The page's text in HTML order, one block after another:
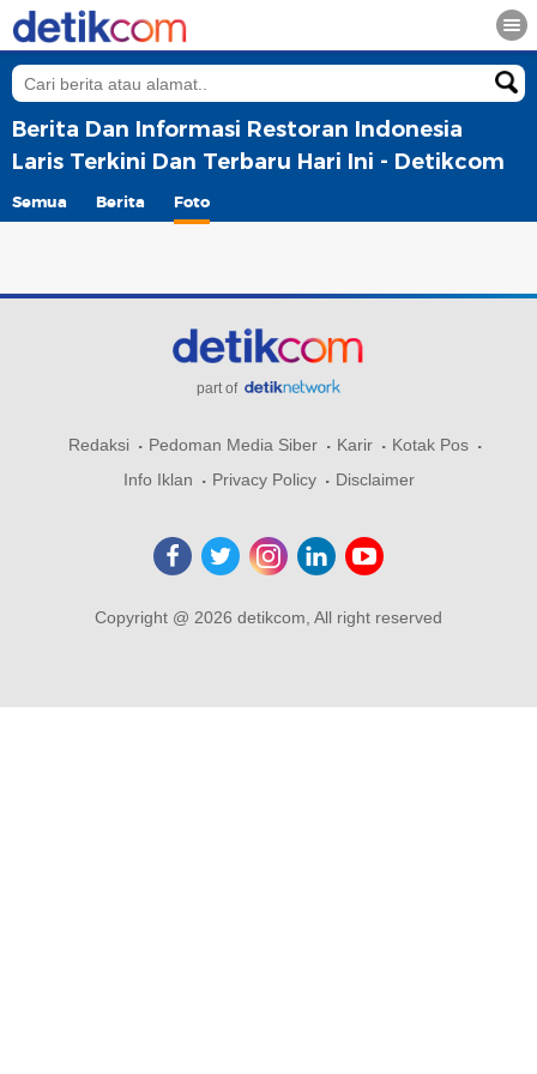
Berita Dan Informasi Restoran Indonesia
Laris Terkini Dan Terbaru Hari Ini - Detikcom
Semua Berita Foto
part of
Redaksi Pedoman Media Siber Karir
Kotak Pos
Info Iklan
Privacy Policy Disclaimer
Copyright @ 2026 detikcom, All right reserved